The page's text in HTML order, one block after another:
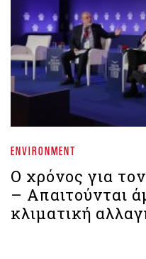
ENVIRONMENT
Ο χρόνος για
– Απαιτούνται
κλιματική